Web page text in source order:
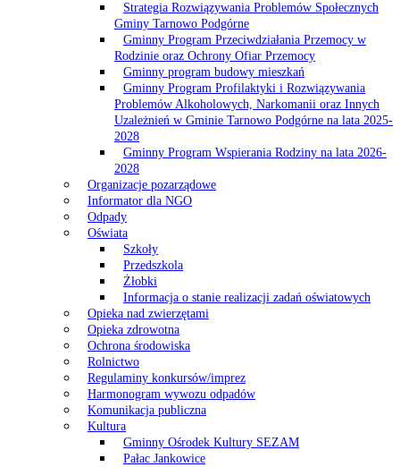
Strategia Rozwiązywania Problemów Społecznych
Gminy Tarnowo Podgórne
Gminny Program Przeciwdziałania Przemocy w
Rodzinie oraz Ochrony Ofiar Przemocy
Gminny program budowy mieszkań
Gminny Program Profilaktyki i Rozwiązywania
Problemów Alkoholowych, Narkomanii oraz Innych
Uzależnień w Gminie Tarnowo Podgórne na lata 2025-
2028
Gminny Program Wspierania Rodziny na lata 2026-
2028
Organizacje pozarządowe
Informator dla NGO
Odpady
Oświata
Szkoły
Przedszkola
Żłobki
Informacja o stanie realizacji zadań oświatowych
Opieka nad zwierzętami
Opieka zdrowotna
Ochrona środowiska
Rolnictwo
Regulaminy konkursów/imprez
Harmonogram wywozu odpadów
Komunikacja publiczna
Kultura
Gminny Ośrodek Kultury SEZAM
Pałac Jankowice